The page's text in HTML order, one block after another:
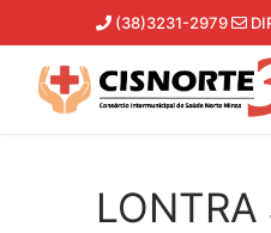
para
conteúdo
(38)3231-2979